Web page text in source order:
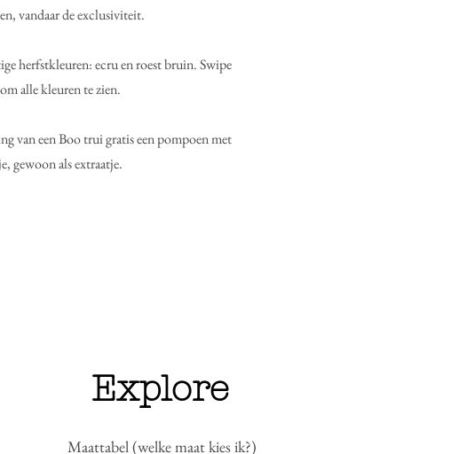
vandaar de exclusiviteit.
herfstkleuren: ecru en roest bruin. Swipe
alle kleuren te zien.
van een Boo trui gratis een pompoen met
gewoon als extraatje.
Explore
Maattabel (welke maat kies ik?)